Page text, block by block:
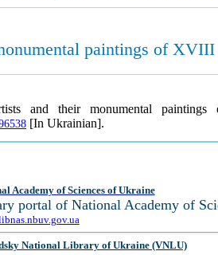
paintings of
and their monumental
[In Ukrainian].
Academy of Sciences of Ukraine
portal of National Academy of
National Library of Ukraine (VNLU)